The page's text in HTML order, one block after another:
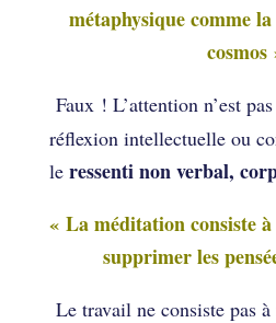
métaphysique comme
cosmos
Faux ! L’attention n’est
réflexion intellectuelle ou
le ressenti non verbal,
« La méditation consiste
supprimer les
Le travail ne consiste pas